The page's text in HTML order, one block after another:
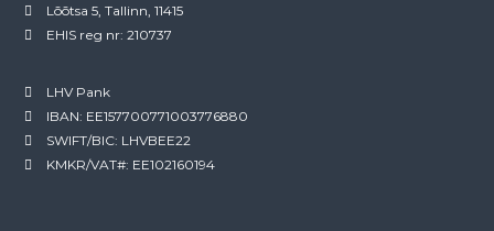
Lõõtsa 5, Tallinn, 11415
EHIS reg nr: 210737
LHV Pank
IBAN: EE157700771003776880
SWIFT/BIC: LHVBEE22
KMKR/VAT#: EE102160194